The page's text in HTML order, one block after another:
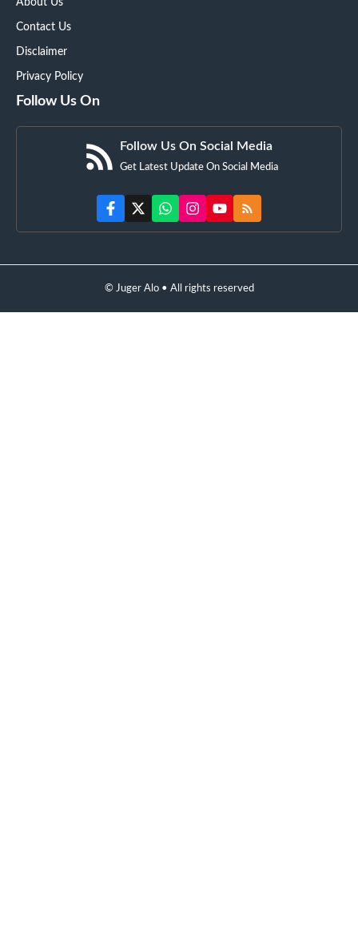
About Us
Contact Us
Disclaimer
Privacy Policy
Follow Us On
Follow Us On Social Media
Get Latest Update On Social Media
© Juger Alo • All rights reserved